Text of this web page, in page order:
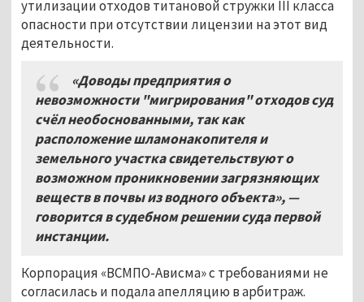
утилизации отходов титановой стружки III класса
опасности при отсутствии лицензии на этот вид
деятельности.
«Доводы предприятия о
невозможности "мигрирования" отходов суд
счёл необоснованными, так как
расположение шламонакопителя и
земельного участка свидетельствуют о
возможном проникновении загрязняющих
веществ в почвы из водного объекта», —
говорится в судебном решении суда первой
инстанции.
Корпорация «ВСМПО-Ависма» с требованиями не
согласилась и подала апелляцию в арбитраж.